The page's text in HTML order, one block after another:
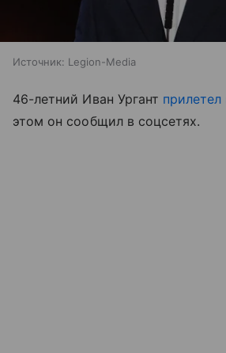
Источник: Legion-Media
46-летний Иван Ургант
этом он сообщил в соцсетях.